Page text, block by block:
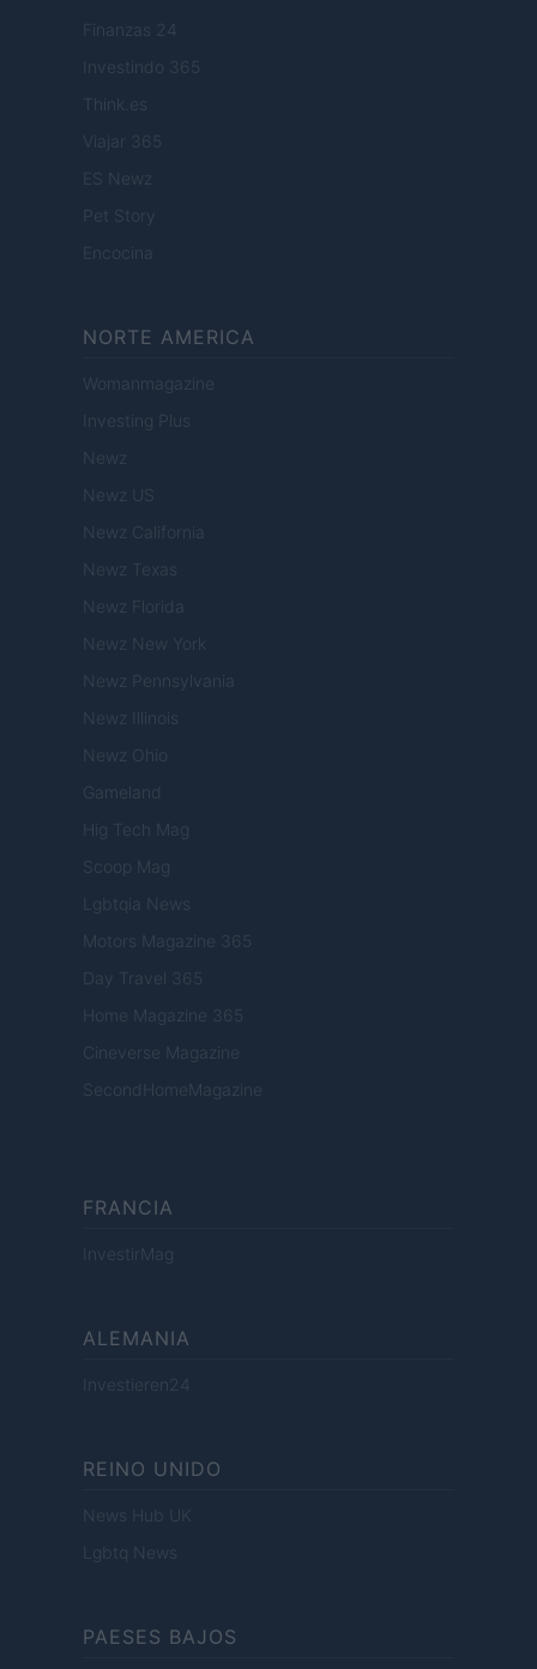
Finanzas 24
Investindo 365
Think.es
Viajar 365
ES Newz
Pet Story
Encocina
NORTE AMERICA
Womanmagazine
Investing Plus
Newz
Newz US
Newz California
Newz Texas
Newz Florida
Newz New York
Newz Pennsylvania
Newz Illinois
Newz Ohio
Gameland
Hig Tech Mag
Scoop Mag
Lgbtqia News
Motors Magazine 365
Day Travel 365
Home Magazine 365
Cineverse Magazine
SecondHomeMagazine
FRANCIA
InvestirMag
ALEMANIA
Investieren24
REINO UNIDO
News Hub UK
Lgbtq News
PAESES BAJOS